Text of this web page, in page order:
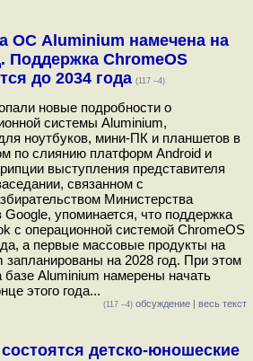
ОС Aluminium намечена на
Поддержка ChromeOS
до 2034 года (117 –4)
новые подробности о
системы Aluminium,
ноутбуков, мини-ПК и планшетов в
по слиянию платформ Android и
выступления представителя
связанном с
Министерства
упоминается, что поддержка
с операционной системой ChromeOS
а первые массовые продукты на
на 2028 год. При этом
Aluminium намерены начать
этого года...
(117 –4) обсуждение | весь текст
детско-юношеские